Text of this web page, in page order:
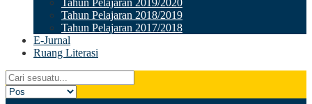
Tahun Pelajaran 2019/2020
Tahun Pelajaran 2018/2019
Tahun Pelajaran 2017/2018
E-Jurnal
Ruang Literasi